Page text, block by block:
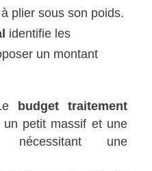
plier sous son poids.
identifie les
un montant
budget traitement
petit massif et une
nécessitant une